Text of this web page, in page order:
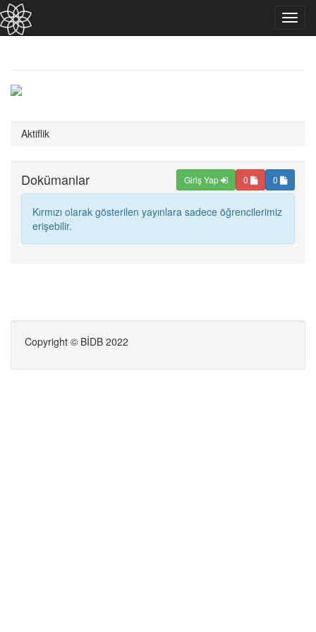
Aktiflik
Dokümanlar 0
0
Giriş Yap
Kırmızı olarak gösterilen yayınlara sadece öğrencilerimiz
erişebilir.
Copyright © BİDB 2022